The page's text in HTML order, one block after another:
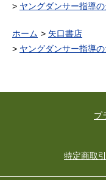
ヤングダンサー指導
ホーム
矢口書店
ヤングダンサー指導
プ
特定商取